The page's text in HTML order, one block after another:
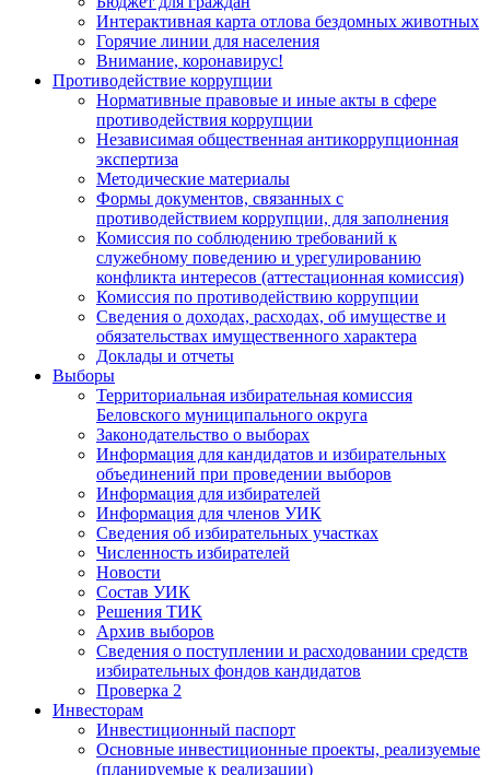
Интерактивная карта отлова бездомных животных
Горячие линии для населения
Внимание, коронавирус!
Противодействие коррупции
Нормативные правовые и иные акты в сфере
противодействия коррупции
Независимая общественная антикоррупционная
экспертиза
Методические материалы
Формы документов, связанных с
противодействием коррупции, для заполнения
Комиссия по соблюдению требований к
служебному поведению и урегулированию
конфликта интересов (аттестационная комиссия)
Комиссия по противодействию коррупции
Сведения о доходах, расходах, об имуществе и
обязательствах имущественного характера
Доклады и отчеты
Выборы
Территориальная избирательная комиссия
Беловского муниципального округа
Законодательство о выборах
Информация для кандидатов и избирательных
объединений при проведении выборов
Информация для избирателей
Информация для членов УИК
Сведения об избирательных участках
Численность избирателей
Новости
Состав УИК
Решения ТИК
Архив выборов
Сведения о поступлении и расходовании средств
избирательных фондов кандидатов
Проверка 2
Инвесторам
Инвестиционный паспорт
Основные инвестиционные проекты, реализуемые
(планируемые к реализации)